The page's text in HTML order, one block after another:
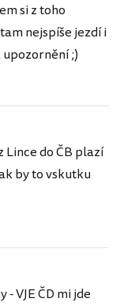
si z toho
nejspíše jezdí i
;)
Lince do ČB plazí
by to vskutku
- VJE ČD mi jde